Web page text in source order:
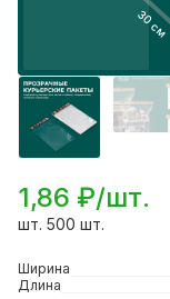
30 см
1,86 ₽/шт.
шт. 500 шт.
Ширина
Длина